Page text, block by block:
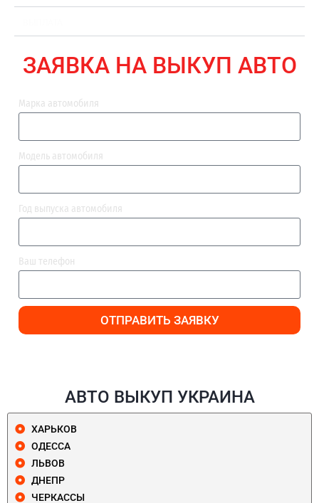
ЗАЯВКА НА ВЫКУП АВТО
Марка автомобиля
Модель автомобиля
Год выпуска автомобиля
Ваш телефон
ОТПРАВИТЬ ЗАЯВКУ
АВТО ВЫКУП УКРАИНА
ХАРЬКОВ
ОДЕССА
ЛЬВОВ
ДНЕПР
ЧЕРКАССЫ